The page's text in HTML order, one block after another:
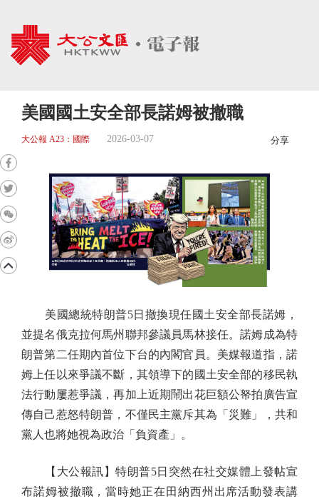
美國國土安全部長諾姆被撤職
大公報 A23：國際 2026-03-07 分享
美國總統特朗普5日撤換現任國土安全部長諾姆，
並提名俄克拉何馬州聯邦參議員馬林接任。諾姆成為特
朗普第二任期內首位下台的內閣官員。美媒報道指，諾
姆上任以來爭議不斷，其領導下的國土安全部的移民執
法行動屢惹爭議，再加上近期鬧出花巨額公帑拍廣告宣
傳自己惹怒特朗普，不僅民主黨斥其為「災難」，共和
黨人也將她視為政治「負資產」。
【大公報訊】特朗普5日突然在社交媒體上發帖宣
布諾姆被撤職，當時她正在田納西州出席活動發表講